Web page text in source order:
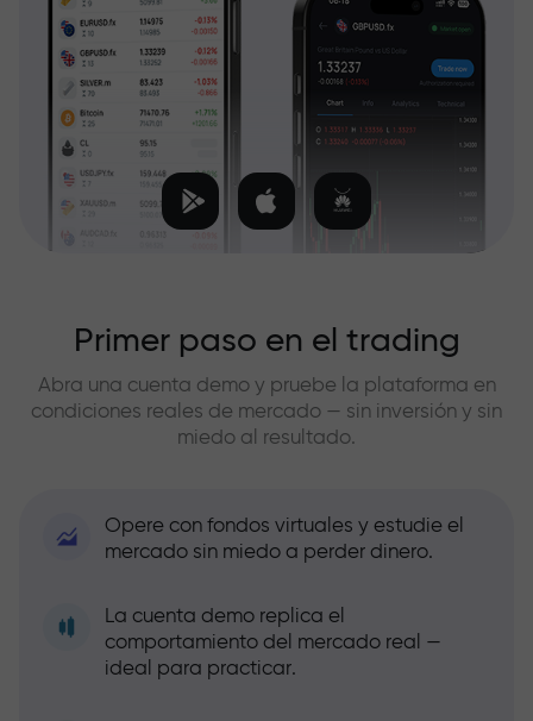
Primer paso en el trading
Abra una cuenta demo y pruebe la plataforma en
condiciones reales de mercado — sin inversión y sin
miedo al resultado.
Opere con fondos virtuales y estudie el
mercado sin miedo a perder dinero.
La cuenta demo replica el
comportamiento del mercado real —
ideal para practicar.